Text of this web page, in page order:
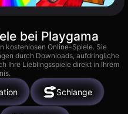
bei Playgama
kostenlosen Online-Spiele. Sie
durch Downloads, aufdringliche
Ihre Lieblingsspiele direkt in Ihrem
Schlange